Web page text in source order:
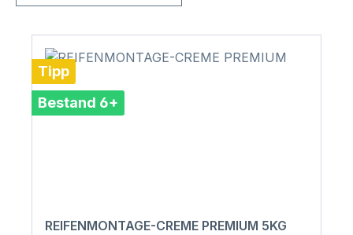
Tipp
Bestand 6+
REIFENMONTAGE-CREME PREMIUM 5KG